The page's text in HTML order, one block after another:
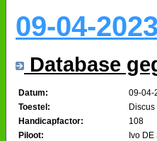
09-04-2023
Database
Datum:
09-04-
Toestel:
Discus
Handicapfactor:
108
Piloot:
Ivo DE